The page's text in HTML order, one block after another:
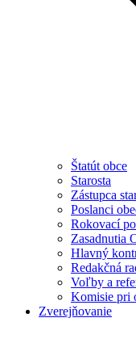
Štatút obce
Starosta
Zástupca
Poslanci
Rokovací
Zasadnutia
Hlavný
Redakčná
Voľby a
Komisie pri
Zverejňovanie